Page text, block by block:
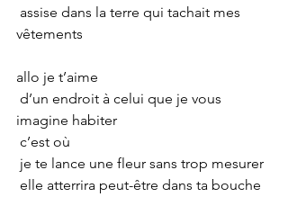
vêtements
allo je t’aime
imagine habiter
c’est où
je te lance une fleur sans trop mesurer
elle atterrira peut-être dans ta bouche